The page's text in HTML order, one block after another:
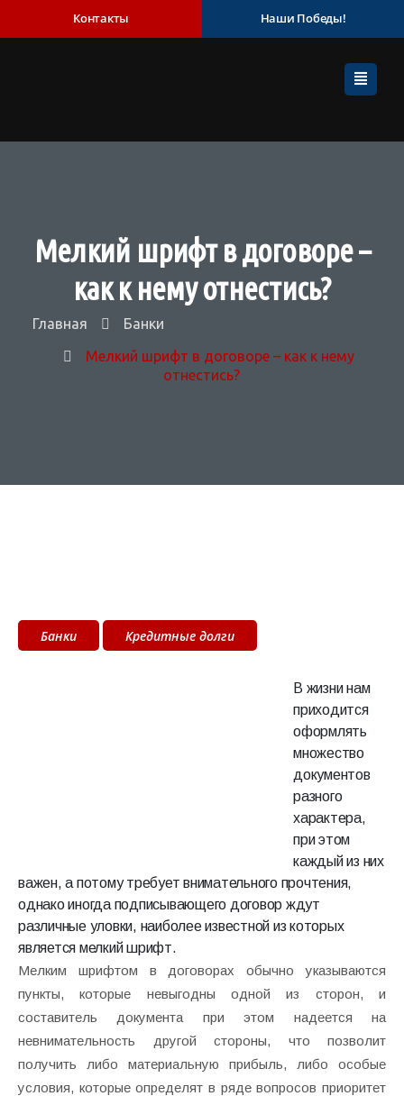
Контакты Наши Победы!
Мелкий шрифт в договоре –
как к нему отнестись?
Главная
Банки
Мелкий шрифт в договоре – как к нему
отнестись?
Банки Кредитные долги
В жизни нам
приходится
оформлять
множество
документов
разного
характера,
при этом
каждый из них
важен, а потому требует внимательного прочтения,
однако иногда подписывающего договор ждут
различные уловки, наиболее известной из которых
является мелкий шрифт.
Мелким шрифтом в договорах обычно указываются
пункты, которые невыгодны одной из сторон, и
составитель документа при этом надеется на
невнимательность другой стороны, что позволит
получить либо материальную прибыль, либо особые
условия, которые определят в ряде вопросов приоритет